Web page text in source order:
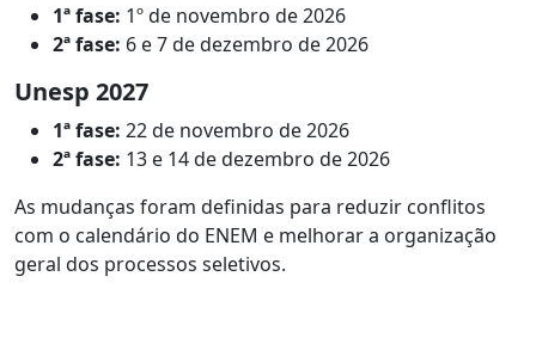
1ª fase: 1º de novembro de 2026
2ª fase: 6 e 7 de dezembro de 2026
Unesp 2027
1ª fase: 22 de novembro de 2026
2ª fase: 13 e 14 de dezembro de 2026
As mudanças foram definidas para reduzir conflitos
com o calendário do ENEM e melhorar a organização
geral dos processos seletivos.